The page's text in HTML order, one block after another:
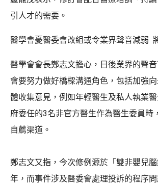
引人才的需要。
醫學會憂醫委會改組或令業界聲音減弱
醫學會會長鄭志文擔心，日後業界的聲
會要努力做好橋樑溝通角色，包括加強
體收集意見，例如年輕醫生及私人執業
府委任的3名非官方醫生作為醫生委員時
自薦渠道。
鄭志文又指，今次修例源於「雙非嬰兒
年，而事件涉及醫委會處理投訴的程序